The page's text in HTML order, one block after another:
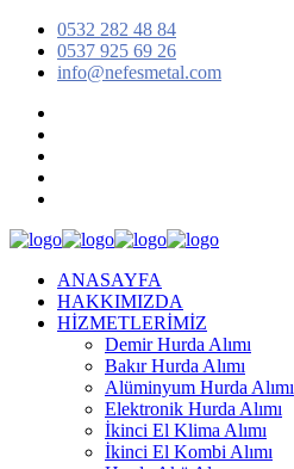
0532 282 48 84
0537 925 69 26
info@nefesmetal.com
ANASAYFA
HAKKIMIZDA
HİZMETLERİMİZ
Demir Hurda Alımı
Bakır Hurda Alımı
Alüminyum Hurda Alımı
Elektronik Hurda Alımı
İkinci El Klima Alımı
İkinci El Kombi Alımı